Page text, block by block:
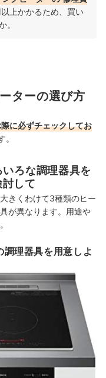
上かかるため、買い
。
ターの選び方
に必ずチェックしてお
ろな調理器具を
して
きくわけて3種類のヒー
が異なります。用途や
理器具を用意しよ